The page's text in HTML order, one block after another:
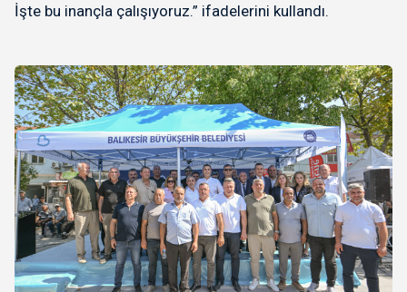
İşte bu inançla çalışıyoruz.” ifadelerini kullandı.